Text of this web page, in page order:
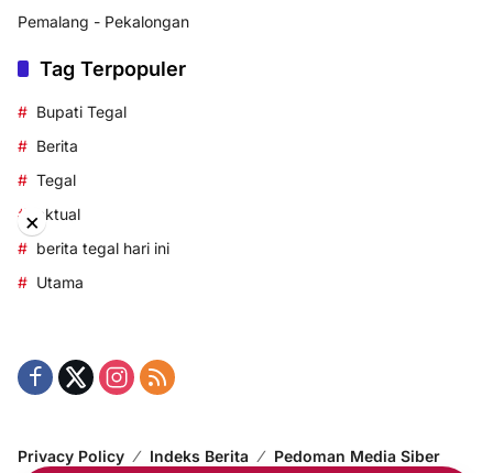
Pemalang - Pekalongan
Tag Terpopuler
Bupati Tegal
Berita
Tegal
aktual
berita tegal hari ini
Utama
Privacy Policy Indeks Berita Pedoman Media Siber
×